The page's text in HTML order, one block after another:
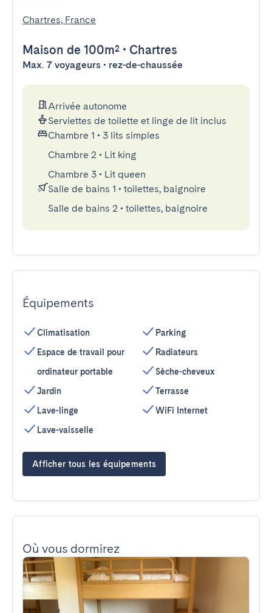
Chartres, France
Maison de 100m² • Chartres
Max. 7 voyageurs • rez-de-chaussée
Arrivée autonome
Serviettes de toilette et linge de lit inclus
Chambre 1 • 3 lits simples
Chambre 2 • Lit king
Chambre 3 • Lit queen
Salle de bains 1 • toilettes, baignoire
Salle de bains 2 • toilettes, baignoire
Équipements
Climatisation
Espace de travail pour
ordinateur portable
Jardin
Lave-linge
Lave-vaisselle
Parking
Radiateurs
Sèche-cheveux
Terrasse
WiFi Internet
Afficher tous les équipements
Où vous dormirez